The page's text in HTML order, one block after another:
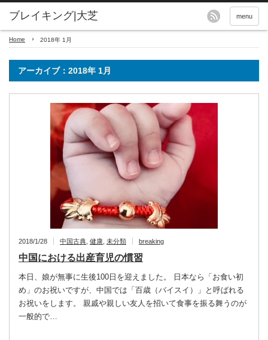
menu
Home 2018年 1月
アーカイブ：2018年 1月
2018/1/28 中国古典 健康 未分類 breaking
中国における出産育児の慣習
本日、娘が無事に生後100日を迎えました。 日本なら「お食い初
め」のお祝いですが、中国では「百歳（バイスイ）」と呼ばれる
お祝いをします。 親戚や親しい友人を招いて食事を振る舞うのが
一般的で…